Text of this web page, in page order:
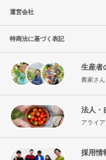
運営会社
特商法に基づく表記
生産者
農家さ
法人・
アライ
採用情